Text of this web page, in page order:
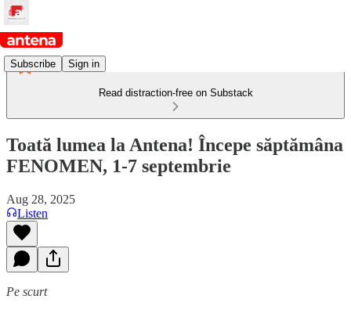
Subscribe Sign in
Read distraction-free on Substack
Toată lumea la Antena! Începe săptămâna
FENOMEN, 1-7 septembrie
Aug 28, 2025
Listen
Pe scurt